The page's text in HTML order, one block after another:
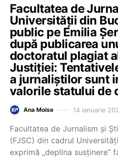
Facultatea de
Universității din
public pe Emilia
după publicarea
doctoratul plagiat
Justiției:
a jurnaliștilor sunt
valorile statului de
Ana Moise 14 ianuarie
Facultatea de Jurnalism și
(FJSC) din cadrul
exprimă „deplina susținere”